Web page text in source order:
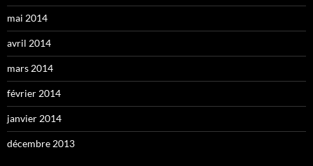
mai 2014
avril 2014
mars 2014
février 2014
janvier 2014
décembre 2013